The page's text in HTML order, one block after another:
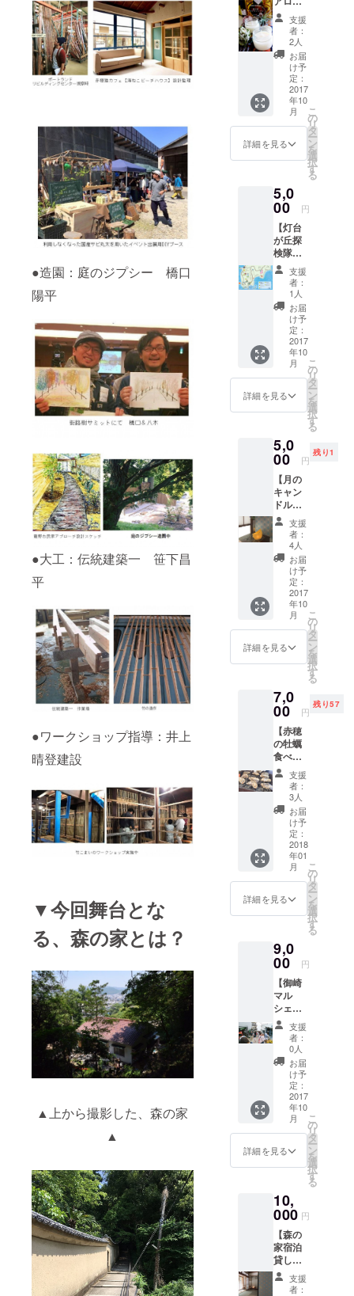
●造園：庭のジプシー 橋口
陽平
●大工：伝統建築一 笹下昌
平
●ワークショップ指導：井上
晴登建設
▼今回舞台とな
る、森の家とは？
▲上から撮影した、森の家
▲
が丘探
検地図
＋ ・森
の庭入
場チ
ケット
回数
券 500
円×6枚
※有効期
限２０
※竹や森
の植物
ぞお持
ち帰り
くださ
い。
キャン
ドル
「森の
家」】
オリジ
ナルア
ロマ
キャン
ドル
「森の
家」２
個（詳
告：リ
ターン
品の追
加をご
覧くだ
さい）
+ ・お
礼のポ
スト
カード
と灯台
が丘探
検地図
＋ ・森
の庭入
場チ
ケット
券 500
※有効期
限２０
１２月
３１日
※竹や森
の植物
をどう
ぞお持
ち帰り
くださ
い。
支援
者：
2人
お届
け予
定：
2017
年10
月
詳細を見る
こ
の
リ
タ
ー
ン
を
選
択
す
る
5,0
00 円
【灯台
が丘探
検隊参
加の権
利】 ・
お礼の
ポスト
カード
と灯台
が丘探
検地図
＋ ・森
の庭入
場チ
ケット
券 500
円×6枚
※有効期
限２０
１８年
１２月
３１日
※竹や森
の植物
をどう
ぞお持
ち帰り
くださ
い。
+ 灯台
が丘探
検隊参
加の権
付）
※10月以
金、
土、日
でお好
きな日
※10時集
合で午
前中灯
台が丘
マップ
の記載
地を案
内 ※詳
細は支
援者向
内しま
す。
支援
者：
1人
お届
け予
定：
2017
年10
月
詳細を見る
こ
の
リ
タ
ー
ン
を
選
択
す
る
5,0
00 円
残り1
【月の
キャン
ドル
シェー
ド】 月
のキャ
ンドル
シェー
ド１個
（詳し
くは活
動報
告：リ
ターン
品の追
さい）
+ ・お
礼のポ
スト
カード
と灯台
が丘探
検地図
＋ ・森
の庭入
場チ
ケット
回数
券 500
円×２枚
※有効期
限２０
※竹や森
の植物
ぞお持
ち帰り
くださ
い
支援
者：
4人
お届
け予
定：
2017
年10
月
詳細を見る
こ
の
リ
タ
ー
ン
を
選
択
す
る
7,0
00 円
残り57
【赤穂
の牡蠣
食べ放
題バー
ベ
キュー
参加
権】 ※
炭火焼
き、牡
蠣汁、
おにぎ
り、酢
牡蛎の
予定 ※
月～２
月、実
施予定
日の内
の１回
参加 ※
詳細は
後日連
絡。 ＋
・お礼
のポス
トカー
ドと灯
台が丘
探検地
図 ＋ ・
森の庭
券 500
円×２枚
限２０
１８年
１２月
３１日
※竹や森
支援
者：
3人
お届
け予
定：
2018
年01
月
詳細を見る
こ
の
リ
タ
ー
ン
を
選
択
す
る
9,0
00 円
【御崎
マル
シェ前
日宿泊
券】 ◆
森の家
宿泊貸
し切り
券 ※素
泊ま
り：3人
まで泊
まれま
す。 ※
カップ
み ※宿
泊概要
は別途
支援者
にお知
らせし
ます。
※御崎マ
支援
者：
0人
お届
け予
定：
2017
年10
月
詳細を見る
こ
の
リ
タ
ー
ン
を
選
択
す
る
10,
000 円
【森の
家宿泊
貸し切
り券】
※素泊ま
支援
者：